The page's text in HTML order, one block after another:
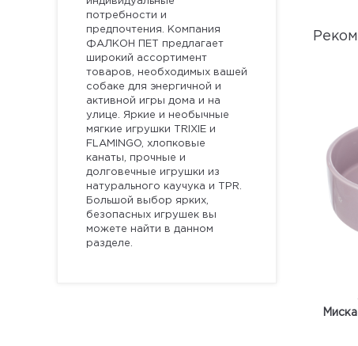
потребности и
предпочтения. Компания
ФАЛКОН ПЕТ предлагает
широкий ассортимент
товаров, необходимых вашей
собаке для энергичной и
активной игры дома и на
улице. Яркие и необычные
мягкие игрушки TRIXIE и
FLAMINGO, хлопковые
канаты, прочные и
долговечные игрушки из
натурального каучука и TPR.
Большой выбор ярких,
безопасных игрушек вы
можете найти в данном
разделе.